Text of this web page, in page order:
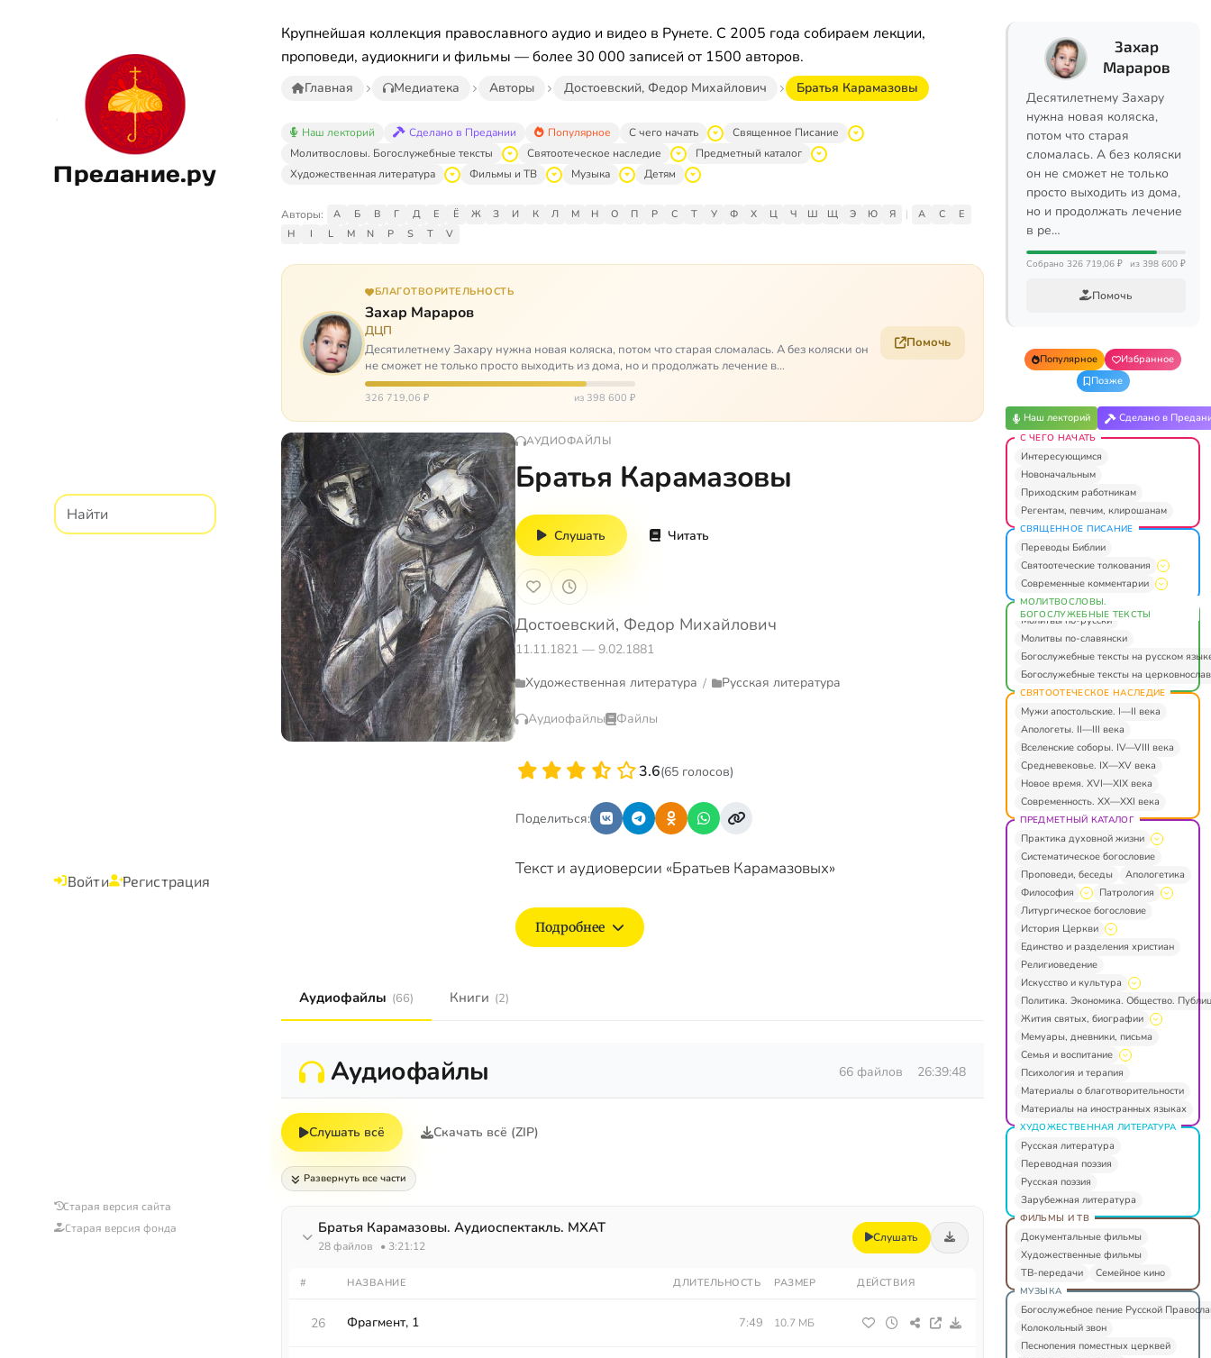
Предание.ру
Войти Регистрация
Старая версия сайта
Старая версия фонда
Крупнейшая коллекция православного аудио и видео в Рунете. С 2005 года собираем лекции,
проповеди, аудиокниги и фильмы — более 30 000 записей от 1500 авторов.
Главная Медиатека Авторы Достоевский, Федор Михайлович Братья Карамазовы
Наш лекторий Сделано в Предании Популярное С чего начать
Священное Писание
Молитвословы. Богослужебные тексты
Святоотеческое наследие
Предметный каталог
Художественная литература
Фильмы и ТВ Музыка Детям
Авторы: А Б В Г Д Е Ё Ж З И К Л М Н О П Р С Т У Ф Х Ц Ч Ш Щ Э Ю Я | A C
E
H
I L M N P S T V
БЛАГОТВОРИТЕЛЬНОСТЬ
Захар Мараров
ДЦП
Десятилетнему Захару нужна новая коляска, потом что старая сломалась. А без коляски он
не сможет не только просто выходить из дома, но и продолжать лечение в
реабилитационных центр…
326 719,06 ₽ из 398 600 ₽
Помочь
АУДИОФАЙЛЫ
Братья Карамазовы
Слушать Читать
Достоевский, Федор Михайлович
11.11.1821 — 9.02.1881
Художественная литература / Русская литература
Аудиофайлы Файлы
3.6(65 голосов)
Поделиться:
Текст и аудиоверсии «Братьев Карамазовых»
Подробнее
Аудиофайлы (66) Книги (2)
Аудиофайлы 66 файлов 26:39:48
Слушать всё Скачать всё (ZIP)
Развернуть все части
Братья Карамазовы. Аудиоспектакль. МХАТ
28 файлов • 3:21:12
Слушать
# НАЗВАНИЕ ДЛИТЕЛЬНОСТЬ РАЗМЕР ДЕЙСТВИЯ
26 Фрагмент, 1 7:49 10.7 МБ
Захар
Мараров
Десятилетнему Захару
нужна новая коляска,
потом что старая
сломалась. А без коляски
он не сможет не только
просто выходить из дома,
но и продолжать лечение
в ре…
Собрано 326 719,06 ₽ из 398 600 ₽
Помочь
Популярное
Избранное
Позже
Наш лекторий Сделано в
С ЧЕГО НАЧАТЬ
Интересующимся
Новоначальным
Приходским работникам
Регентам, певчим, клирошанам
СВЯЩЕННОЕ ПИСАНИЕ
Переводы Библии
Святоотеческие толкования
Современные комментарии
МОЛИТВОСЛОВЫ.
БОГОСЛУЖЕБНЫЕ ТЕКСТЫ
Молитвы по-русски
Молитвы по-славянски
Богослужебные тексты на русском
Богослужебные тексты на
СВЯТООТЕЧЕСКОЕ НАСЛЕДИЕ
Мужи апостольские. I—II века
Апологеты. II—III века
Вселенские соборы. IV—VIII века
Средневековье. IX—XV века
Новое время. XVI—XIX века
Современность. XX—XXI века
ПРЕДМЕТНЫЙ КАТАЛОГ
Практика духовной жизни
Систематическое богословие
Проповеди, беседы
Апологетика
Философия
Патрология
Литургическое богословие
История Церкви
Единство и разделения христиан
Религиоведение
Искусство и культура
Политика. Экономика. Общество.
Жития святых, биографии
Мемуары, дневники, письма
Семья и воспитание
Психология и терапия
Материалы о благотворительности
Материалы на иностранных языках
ХУДОЖЕСТВЕННАЯ ЛИТЕРАТУРА
Русская литература
Переводная поэзия
Русская поэзия
Зарубежная литература
ФИЛЬМЫ И ТВ
Документальные фильмы
Художественные фильмы
ТВ-передачи
Семейное кино
МУЗЫКА
Богослужебное пение Русской
Колокольный звон
Песнопения поместных церквей